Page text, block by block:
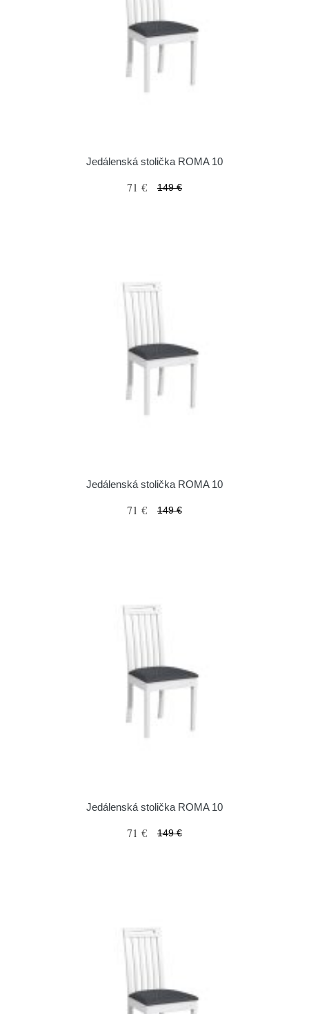
Jedálenská stolička ROMA 10
71 € 149 €
Jedálenská stolička ROMA 10
71 € 149 €
Jedálenská stolička ROMA 10
71 € 149 €